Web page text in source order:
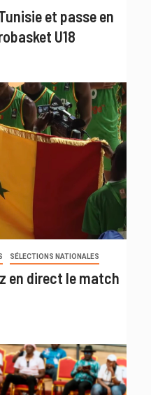
et passe en
U18
SÉLECTIONS NATIONALES
en direct le match